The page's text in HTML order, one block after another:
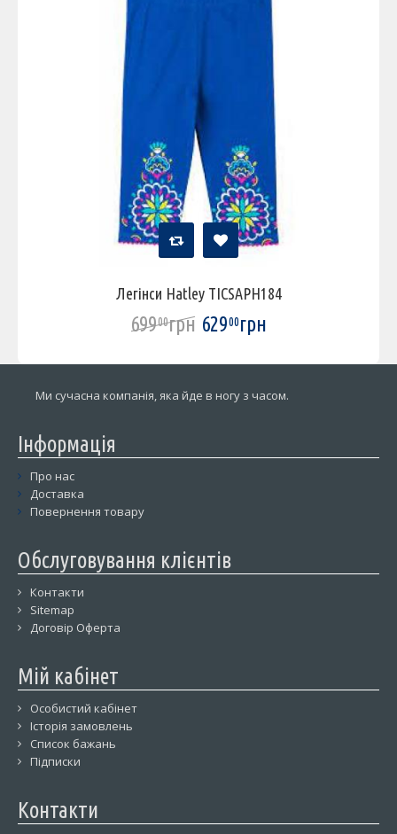
Легінси Hatley TICSAPH184
69900грн 62900грн
Ми сучасна компанія, яка йде в ногу з часом.
Інформація
Про нас
Доставка
Повернення товару
Обслуговування клієнтів
Контакти
Sitemap
Договір Оферта
Мій кабінет
Особистий кабінет
Історія замовлень
Список бажань
Підписки
Контакти